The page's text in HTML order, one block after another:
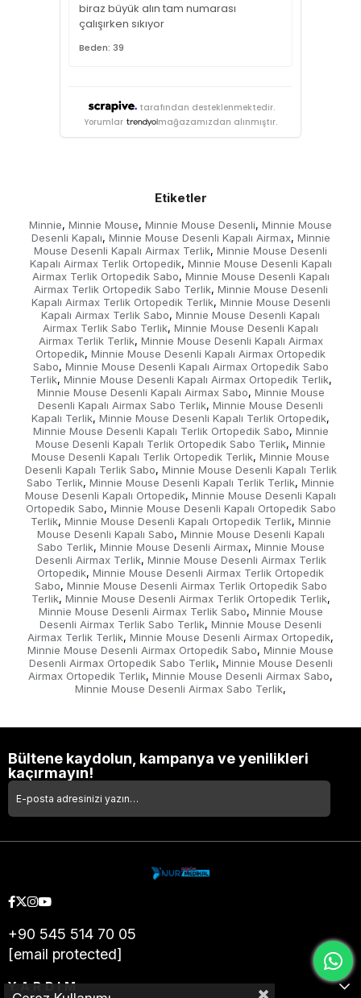
biraz büyük alın tam numarası
çalışırken sıkıyor
Beden: 39
tarafından desteklenmektedir.
Yorumlar
mağazamızdan alınmıştır.
Etiketler
Minnie, Minnie Mouse, Minnie Mouse Desenli, Minnie Mouse
Desenli Kapalı, Minnie Mouse Desenli Kapalı Airmax, Minnie
Mouse Desenli Kapalı Airmax Terlik, Minnie Mouse Desenli
Kapalı Airmax Terlik Ortopedik, Minnie Mouse Desenli Kapalı
Airmax Terlik Ortopedik Sabo, Minnie Mouse Desenli Kapalı
Airmax Terlik Ortopedik Sabo Terlik, Minnie Mouse Desenli
Kapalı Airmax Terlik Ortopedik Terlik, Minnie Mouse Desenli
Kapalı Airmax Terlik Sabo, Minnie Mouse Desenli Kapalı
Airmax Terlik Sabo Terlik, Minnie Mouse Desenli Kapalı
Airmax Terlik Terlik, Minnie Mouse Desenli Kapalı Airmax
Ortopedik, Minnie Mouse Desenli Kapalı Airmax Ortopedik
Sabo, Minnie Mouse Desenli Kapalı Airmax Ortopedik Sabo
Terlik, Minnie Mouse Desenli Kapalı Airmax Ortopedik Terlik,
Minnie Mouse Desenli Kapalı Airmax Sabo, Minnie Mouse
Desenli Kapalı Airmax Sabo Terlik, Minnie Mouse Desenli
Kapalı Terlik, Minnie Mouse Desenli Kapalı Terlik Ortopedik,
Minnie Mouse Desenli Kapalı Terlik Ortopedik Sabo, Minnie
Mouse Desenli Kapalı Terlik Ortopedik Sabo Terlik, Minnie
Mouse Desenli Kapalı Terlik Ortopedik Terlik, Minnie Mouse
Desenli Kapalı Terlik Sabo, Minnie Mouse Desenli Kapalı Terlik
Sabo Terlik, Minnie Mouse Desenli Kapalı Terlik Terlik, Minnie
Mouse Desenli Kapalı Ortopedik, Minnie Mouse Desenli Kapalı
Ortopedik Sabo, Minnie Mouse Desenli Kapalı Ortopedik Sabo
Terlik, Minnie Mouse Desenli Kapalı Ortopedik Terlik, Minnie
Mouse Desenli Kapalı Sabo, Minnie Mouse Desenli Kapalı
Sabo Terlik, Minnie Mouse Desenli Airmax, Minnie Mouse
Desenli Airmax Terlik, Minnie Mouse Desenli Airmax Terlik
Ortopedik, Minnie Mouse Desenli Airmax Terlik Ortopedik
Sabo, Minnie Mouse Desenli Airmax Terlik Ortopedik Sabo
Terlik, Minnie Mouse Desenli Airmax Terlik Ortopedik Terlik,
Minnie Mouse Desenli Airmax Terlik Sabo, Minnie Mouse
Desenli Airmax Terlik Sabo Terlik, Minnie Mouse Desenli
Airmax Terlik Terlik, Minnie Mouse Desenli Airmax Ortopedik,
Minnie Mouse Desenli Airmax Ortopedik Sabo, Minnie Mouse
Desenli Airmax Ortopedik Sabo Terlik, Minnie Mouse Desenli
Airmax Ortopedik Terlik, Minnie Mouse Desenli Airmax Sabo,
Minnie Mouse Desenli Airmax Sabo Terlik,
Bültene kaydolun, kampanya ve yenilikleri
kaçırmayın!
+90 545 514 70 05
[email protected]
YARDIM